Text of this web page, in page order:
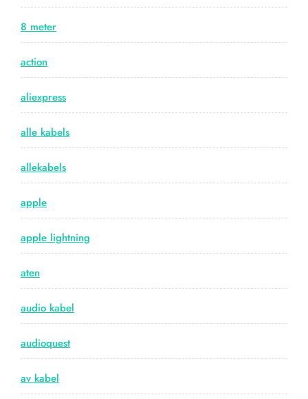
8 meter
action
aliexpress
alle kabels
allekabels
apple
apple lightning
aten
audio kabel
audioquest
av kabel